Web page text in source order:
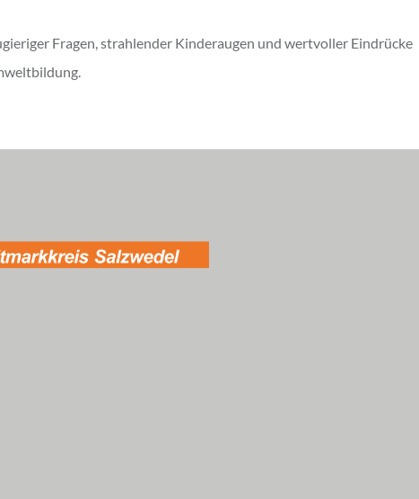
Fragen, strahlender Kinderaugen und wertvoller Eindrücke